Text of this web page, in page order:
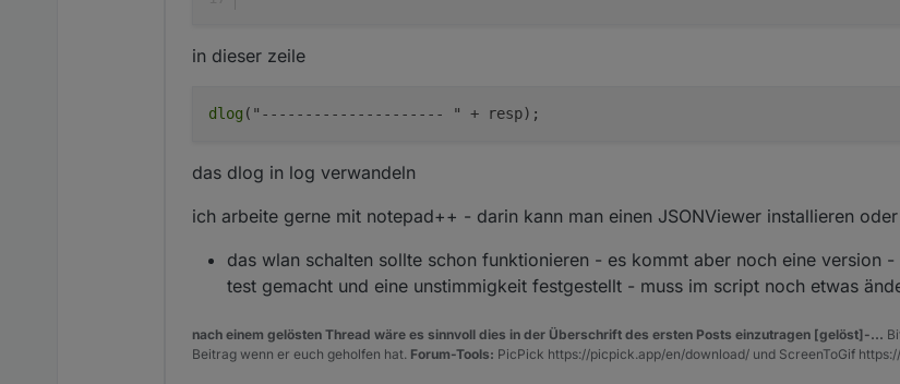
in dieser zeile
dlog
das dlog in log verwandeln
ich arbeite gerne mit notepad++ - darin kann man einen JSONViewer installieren
das wlan schalten sollte schon funktionieren - es kommt aber noch eine version
test gemacht und eine unstimmigkeit festgestellt - muss im script noch etwas
nach einem gelösten Thread wäre es sinnvoll dies in der Überschrift des ersten Posts einzutragen [gelöst]-...
Beitrag wenn er euch geholfen hat. Forum-Tools: PicPick https://picpick.app/en/download/ und ScreenToGif